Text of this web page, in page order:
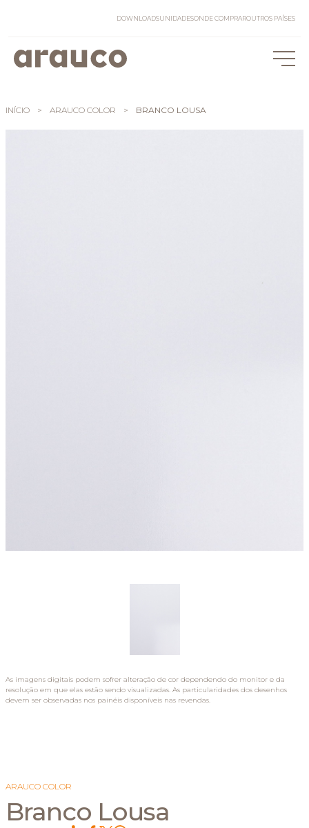
DOWNLOADSUNIDADESONDE COMPRAROUTROS PAÍSES
INÍCIO > ARAUCO COLOR > BRANCO LOUSA
As imagens digitais podem sofrer alteração de cor dependendo do monitor e da
resolução em que elas estão sendo visualizadas. As particularidades dos desenhos
devem ser observadas nos painéis disponíveis nas revendas.
ARAUCO COLOR
Branco Lousa